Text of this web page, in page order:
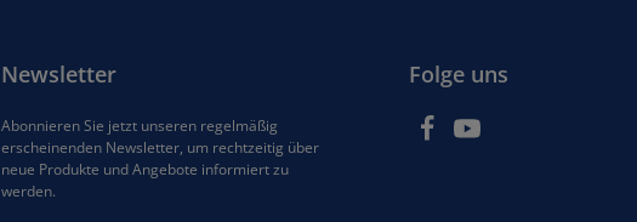
Newsletter
Abonnieren Sie jetzt unseren regelmäßig
erscheinenden Newsletter, um rechtzeitig über
neue Produkte und Angebote informiert zu
werden.
Folge uns